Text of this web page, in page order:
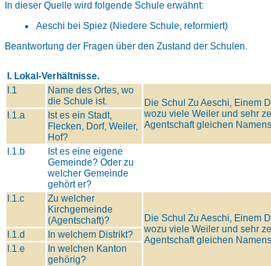
In dieser Quelle wird folgende Schule erwähnt:
Aeschi bei Spiez (Niedere Schule, reformiert)
Beantwortung der Fragen über den Zustand der Schulen.
I. Lokal-Verhältnisse.
I.1
Name des Ortes, wo
die Schule ist.
Die Schul Zu Aeschi, Einem
wozu viele Weiler und sehr
Agentschaft gleichen
I.1.a
Ist es ein Stadt,
Flecken, Dorf, Weiler,
Hof?
I.1.b
Ist es eine eigene
Gemeinde? Oder zu
welcher Gemeinde
gehört er?
I.1.c
Zu welcher
Kirchgemeinde
(Agentschaft)?
Die Schul Zu Aeschi, Einem
wozu viele Weiler und sehr
Agentschaft gleichen
I.1.d
In welchem Distrikt?
I.1.e
In welchen Kanton
gehörig?